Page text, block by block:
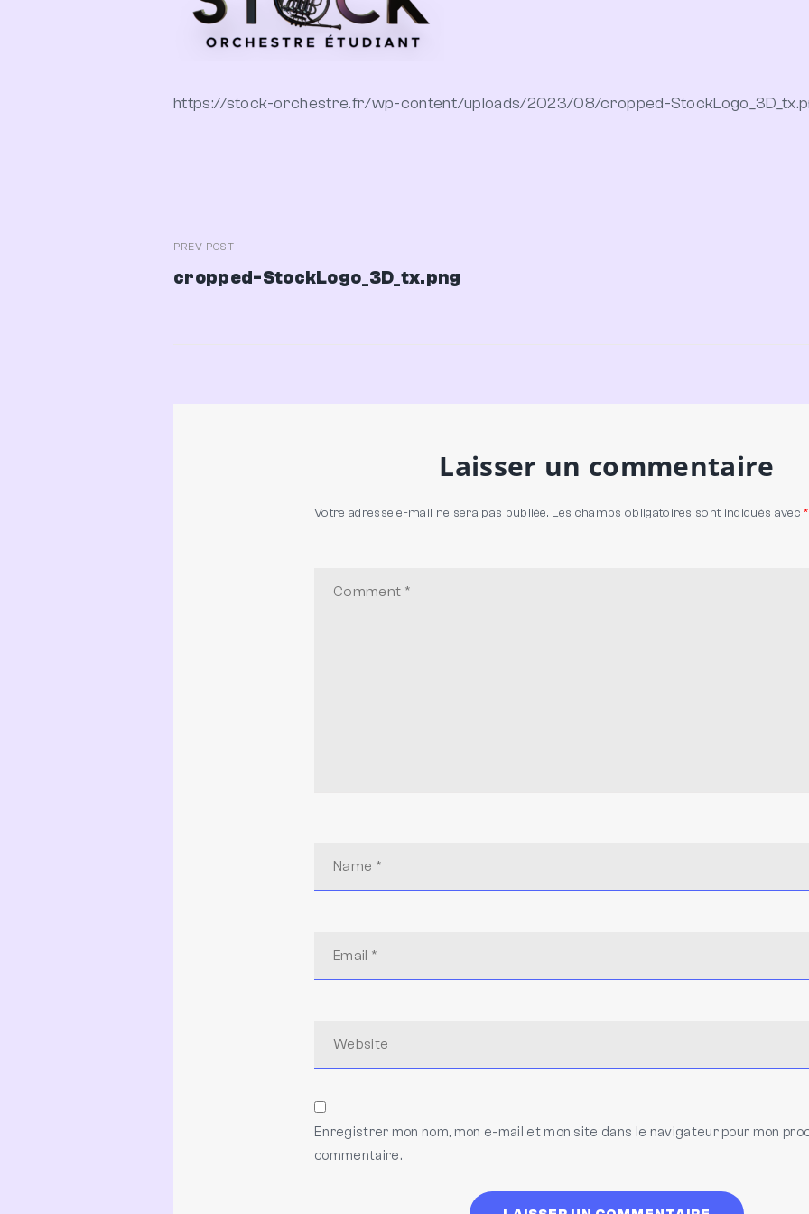
https://stock-orchestre.fr/wp-content/uploads/2023/08/cropped-
Navigation
de
Previous
Post
PREV POST
cropped-StockLogo_3D_tx.png
Laisser un commentaire
Votre adresse e-mail ne sera pas publiée. Les champs obligatoires sont indiqués avec*
Enregistrer mon nom, mon e-mail et mon site dans le navigateur pour mon
commentaire.